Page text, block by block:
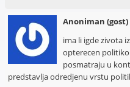
Anoniman (gost)
ima li igde zivota
opterecen
posmatraju u
predstavlja odredjenu vrstu